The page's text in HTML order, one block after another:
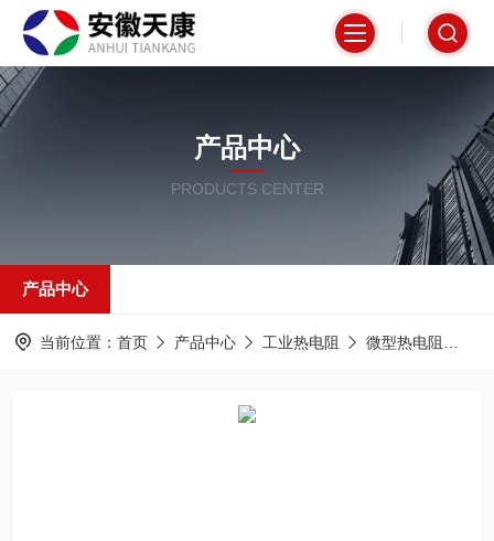
产品中心
PRODUCTS CENTER
产品中心
当前位置： 首页 产品中心 工业热电阻 微型热电阻